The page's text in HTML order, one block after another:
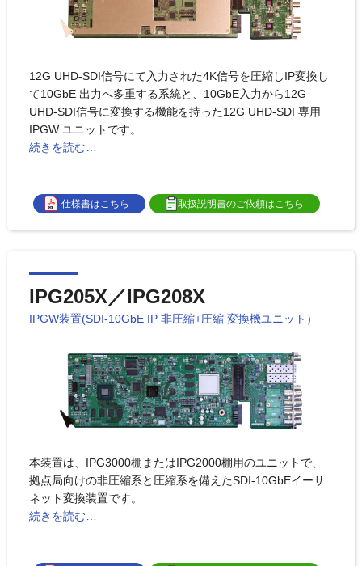
12G UHD-SDI信号にて⼊⼒された4K信号を圧縮しIP変換し
て10GbE 出⼒へ多重する系統と、10GbE⼊⼒から12G
UHD-SDI信号に変換する機能を持った12G UHD-SDI 専用
IPGW ユニットです。
続きを読む…
仕様書はこちら 取扱説明書のご依頼はこちら
IPG205X／IPG208X
IPGW装置(SDI-10GbE IP 非圧縮+圧縮 変換機ユニット）
本装置は、IPG3000棚またはIPG2000棚用のユニットで、
拠点局向けの非圧縮系と圧縮系を備えたSDI-10GbEイーサ
ネット変換装置です。
続きを読む…